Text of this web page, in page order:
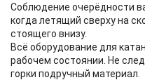
Соблюдение очерёдности
когда летящий сверху на
стоящего внизу.
Всё оборудование для
рабочем состоянии. Не
горки подручный материал.